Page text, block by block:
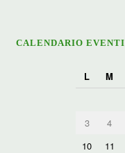
CALENDARIO EVENTI
L
M
3
4
10
11